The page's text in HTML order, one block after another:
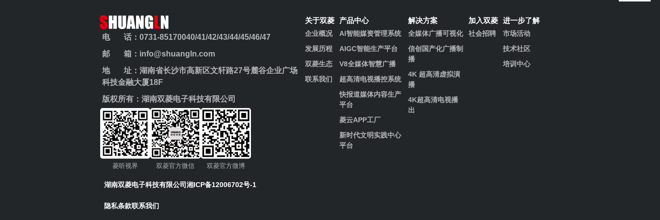
电 话：0731-85170040/41/42/43/44/45/46/47
邮 箱：info@shuangln.com
地 址：湖南省长沙市高新区文轩路27号麓谷企业广场
科技金融大厦18F
版权所有：湖南双菱电子科技有限公司
菱听视界 双菱官方微信 双菱官方微博
关于双菱
企业概况
发展历程​
双菱生态
联系我们
产品中心
AI智能媒资管理系统
AIGC智能生产平台
V8全媒体智慧广播
超高清电视播控系统
快报道媒体内容生产
平台
菱云APP工厂
新时代文明实践中心
平台
解决方案
全媒体广播可视化
信创国产化广播制
播
4K 超高清虚拟演
播
4K超高清电视播
出
加入双菱
社会招聘
进一步了解
市场活动
技术社区
培训中心
湖南双菱电子科技有限公司湘ICP备12006702号-1
隐私条款联系我们